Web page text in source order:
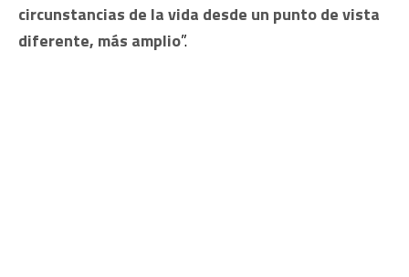
circunstancias de la vida desde un punto de vista
diferente, más amplio”.